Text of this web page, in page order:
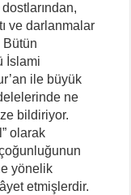
ve darlanmalar
Bütün
İslami
ile büyük
ne
bildiriyor.
olarak
yönelik
etmişlerdir.